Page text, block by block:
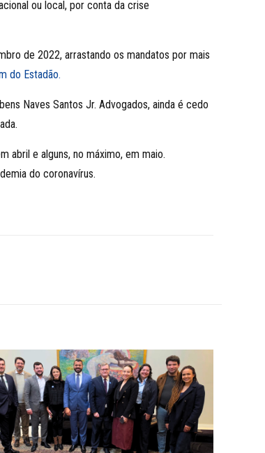
ou local, por conta da crise
de 2022, arrastando os mandatos por mais
do Estadão.
Naves Santos Jr. Advogados, ainda é cedo
abril e alguns, no máximo, em maio.
do coronavírus.